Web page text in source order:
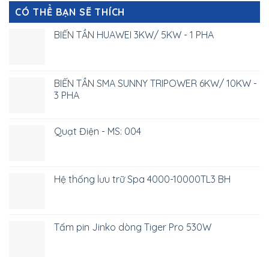
CÓ THỂ BẠN SẼ THÍCH
BIẾN TẦN HUAWEI 3KW/ 5KW - 1 PHA
BIẾN TẦN SMA SUNNY TRIPOWER 6KW/ 10KW -
3 PHA
Quạt Điện - MS: 004
Hệ thống lưu trữ Spa 4000-10000TL3 BH
Tấm pin Jinko dòng Tiger Pro 530W